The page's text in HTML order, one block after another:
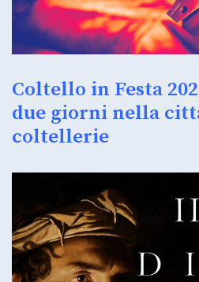
Coltello in Festa
due giorni nella
coltellerie